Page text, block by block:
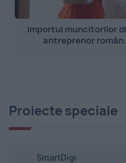
Importul muncitorilor
antreprenor
Proiecte speciale
SmartDigi